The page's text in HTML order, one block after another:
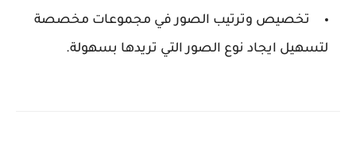
تخصيص وترتيب الصور في مجموعات مخصصة
لتسهيل ايجاد نوع الصور التي تريدها بسهولة.